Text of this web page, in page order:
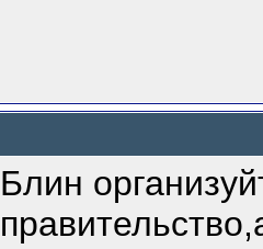
Блин